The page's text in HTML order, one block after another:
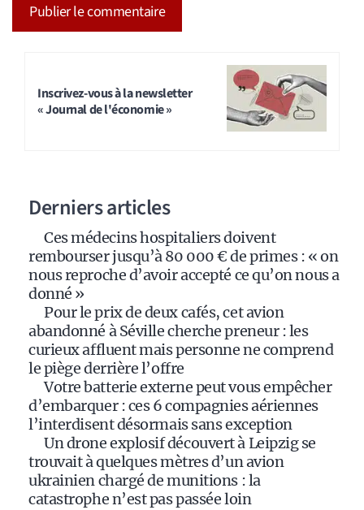
Inscrivez-vous à la newsletter
« Journal de l'économie »
Derniers articles
Ces médecins hospitaliers doivent
rembourser jusqu’à 80 000 € de primes : « on
nous reproche d’avoir accepté ce qu’on nous a
donné »
Pour le prix de deux cafés, cet avion
abandonné à Séville cherche preneur : les
curieux affluent mais personne ne comprend
le piège derrière l’offre
Votre batterie externe peut vous empêcher
d’embarquer : ces 6 compagnies aériennes
l’interdisent désormais sans exception
Un drone explosif découvert à Leipzig se
trouvait à quelques mètres d’un avion
ukrainien chargé de munitions : la
catastrophe n’est pas passée loin